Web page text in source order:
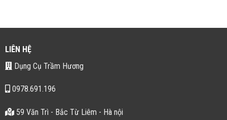
LIÊN HỆ
Dụng Cụ Trầm Hương
0978.691.196
59 Văn Trì - Bắc Từ Liêm - Hà nội